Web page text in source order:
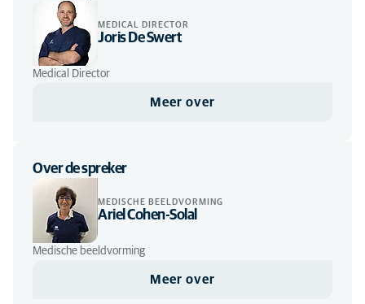
MEDICAL DIRECTOR
Joris De Swert
Medical Director
Meer over
Over de spreker
MEDISCHE BEELDVORMING
Ariel Cohen-Solal
Medische beeldvorming
Meer over